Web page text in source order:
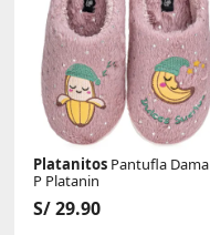
Platanitos Pantufla Dama
P Platanin
S/ 29.90